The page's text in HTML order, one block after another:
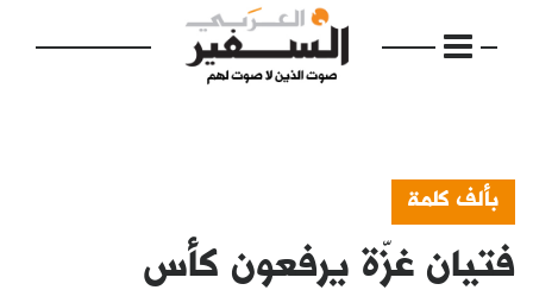
الرئيسية
بألف كلمة
فتيان غزّة يرفعون كأس